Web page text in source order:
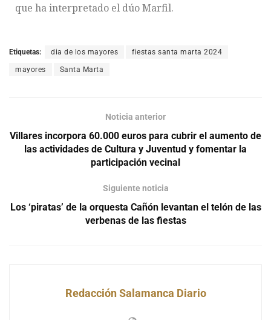
que ha interpretado el dúo Marfil.
Etiquetas: dia de los mayores fiestas santa marta 2024
mayores Santa Marta
Noticia anterior
Villares incorpora 60.000 euros para cubrir el aumento de
las actividades de Cultura y Juventud y fomentar la
participación vecinal
Siguiente noticia
Los ‘piratas’ de la orquesta Cañón levantan el telón de las
verbenas de las fiestas
Redacción Salamanca Diario